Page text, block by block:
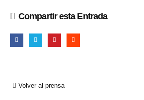
Compartir esta Entrada
Volver al prensa